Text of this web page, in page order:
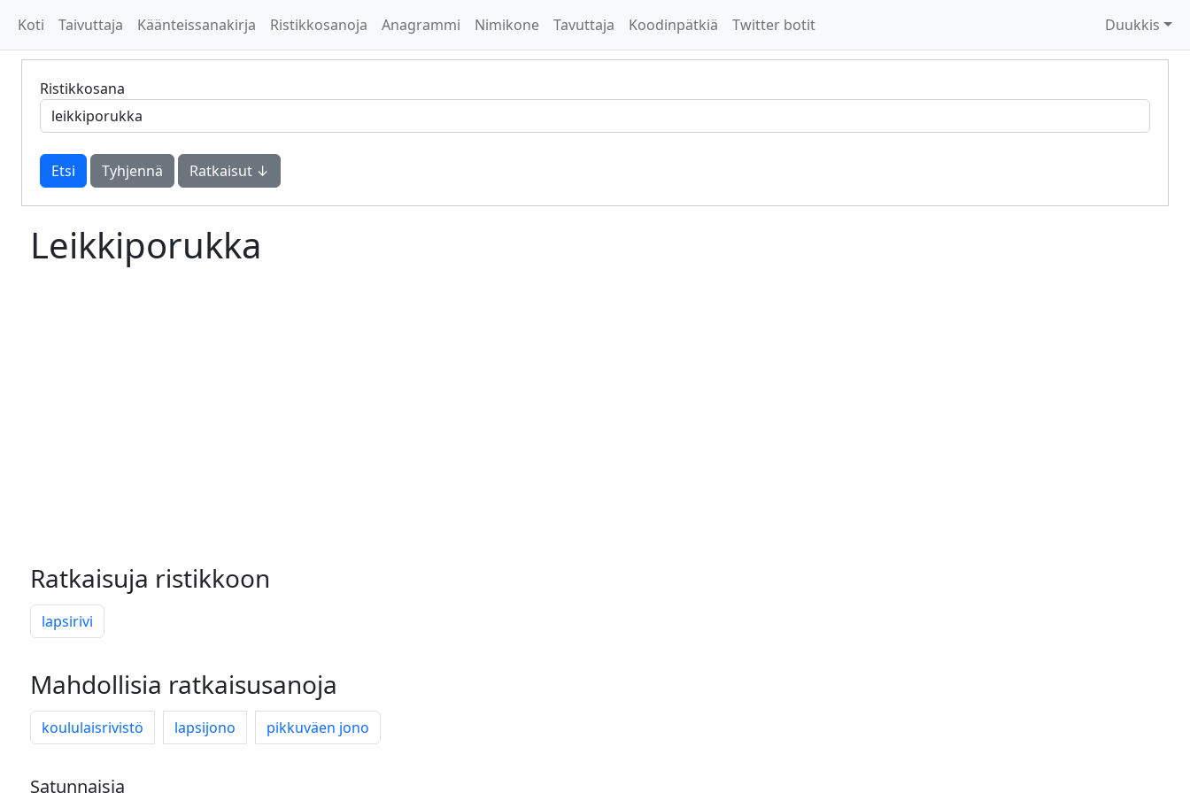
Koti Taivuttaja Käänteissanakirja Ristikkosanoja Anagrammi Nimikone Tavuttaja Koodinpätkiä Twitter botit Duukkis
Ristikkosana
Tyhjennä Ratkaisut ↓
Leikkiporukka
Ratkaisuja ristikkoon
lapsirivi
Mahdollisia ratkaisusanoja
koululaisrivistö lapsijono pikkuväen jono
Satunnaisia